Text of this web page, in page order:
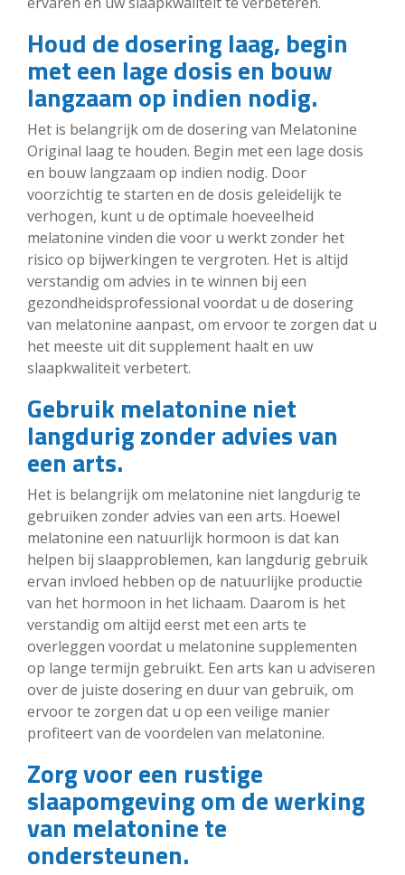
Houd de dosering laag, begin
met een lage dosis en bouw
langzaam op indien nodig.
Het is belangrijk om de dosering van Melatonine
Original laag te houden. Begin met een lage dosis
en bouw langzaam op indien nodig. Door
voorzichtig te starten en de dosis geleidelijk te
verhogen, kunt u de optimale hoeveelheid
melatonine vinden die voor u werkt zonder het
risico op bijwerkingen te vergroten. Het is altijd
verstandig om advies in te winnen bij een
gezondheidsprofessional voordat u de dosering
van melatonine aanpast, om ervoor te zorgen dat u
het meeste uit dit supplement haalt en uw
slaapkwaliteit verbetert.
Gebruik melatonine niet
langdurig zonder advies van
een arts.
Het is belangrijk om melatonine niet langdurig te
gebruiken zonder advies van een arts. Hoewel
melatonine een natuurlijk hormoon is dat kan
helpen bij slaapproblemen, kan langdurig gebruik
ervan invloed hebben op de natuurlijke productie
van het hormoon in het lichaam. Daarom is het
verstandig om altijd eerst met een arts te
overleggen voordat u melatonine supplementen
op lange termijn gebruikt. Een arts kan u adviseren
over de juiste dosering en duur van gebruik, om
ervoor te zorgen dat u op een veilige manier
profiteert van de voordelen van melatonine.
Zorg voor een rustige
slaapomgeving om de werking
van melatonine te
ondersteunen.